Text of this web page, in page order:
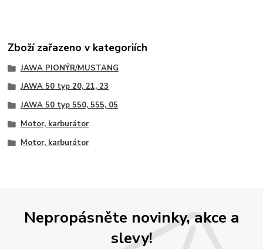
Zboží zařazeno v kategoriích
JAWA PIONÝR/MUSTANG
JAWA 50 typ 20, 21, 23
JAWA 50 typ 550, 555, 05
Motor, karburátor
Motor, karburátor
Nepropásněte novinky, akce a
slevy!